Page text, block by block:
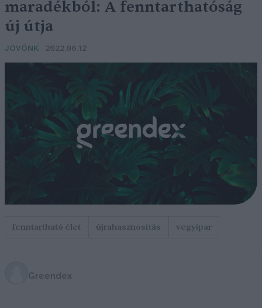
maradékból: A fenntarthatóság
új útja
JÖVŐNK 2022.06.12
fenntartható élet újrahasznosítás vegyipar
Greendex